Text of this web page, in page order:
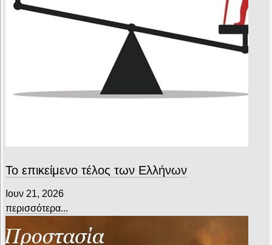
Το επικείμενο τέλος των Ελλήνων
Ιουν 21, 2026
περισσότερα...